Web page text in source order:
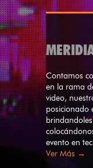
Contamos
en la rama
video,
posicionado
evento en
Ver Más →